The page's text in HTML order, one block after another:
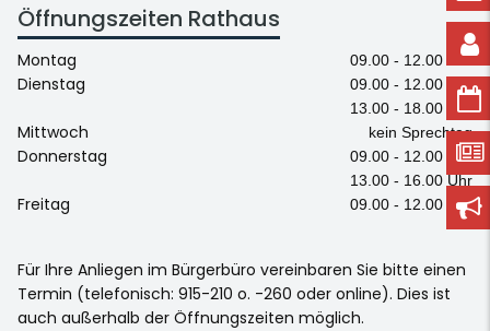
Öffnungszeiten Rathaus
Montag 09.00 - 12.00 Uhr
Dienstag
09.00 - 12.00 Uhr
13.00 - 18.00 Uhr
Mittwoch kein Sprechtag
Donnerstag
09.00 - 12.00 Uhr
13.00 - 16.00 Uhr
Freitag 09.00 - 12.00 Uhr
Für Ihre Anliegen im Bürgerbüro vereinbaren Sie bitte einen
Termin (telefonisch: 915-210 o. -260 oder online). Dies ist
auch außerhalb der Öffnungszeiten möglich.